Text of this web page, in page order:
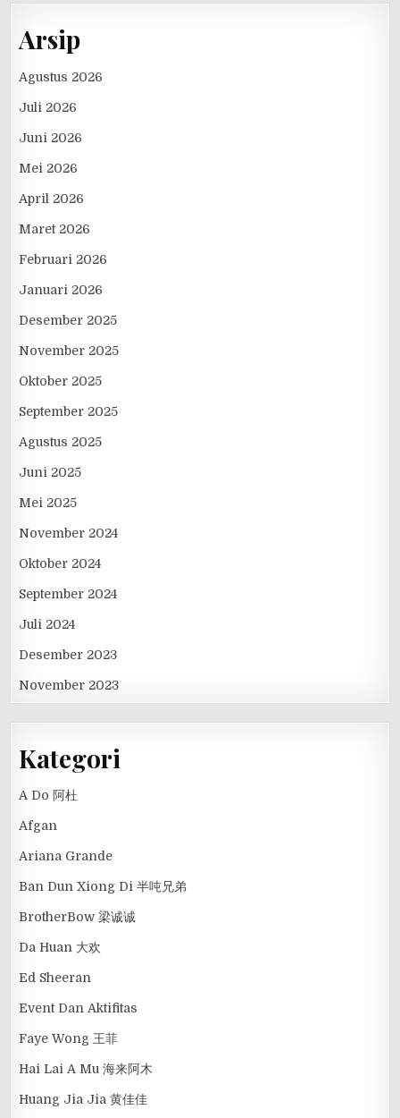
Arsip
Agustus 2026
Juli 2026
Juni 2026
Mei 2026
April 2026
Maret 2026
Februari 2026
Januari 2026
Desember 2025
November 2025
Oktober 2025
September 2025
Agustus 2025
Juni 2025
Mei 2025
November 2024
Oktober 2024
September 2024
Juli 2024
Desember 2023
November 2023
Kategori
A Do 阿杜
Afgan
Ariana Grande
Ban Dun Xiong Di 半吨兄弟
BrotherBow 梁诚诚
Da Huan 大欢
Ed Sheeran
Event Dan Aktifitas
Faye Wong 王菲
Hai Lai A Mu 海来阿木
Huang Jia Jia 黄佳佳